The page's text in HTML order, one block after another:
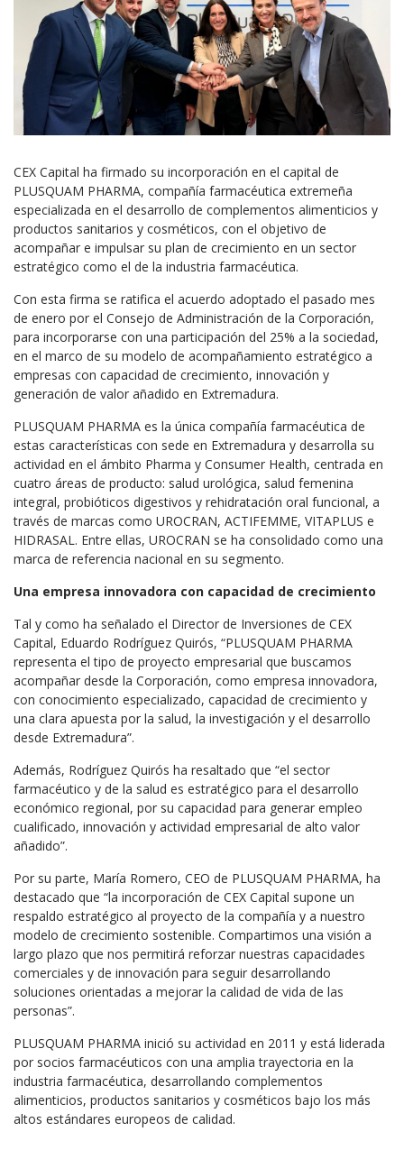
CEX Capital ha firmado su incorporación en el capital de
PLUSQUAM PHARMA, compañía farmacéutica extremeña
especializada en el desarrollo de complementos alimenticios y
productos sanitarios y cosméticos, con el objetivo de
acompañar e impulsar su plan de crecimiento en un sector
estratégico como el de la industria farmacéutica.
Con esta firma se ratifica el acuerdo adoptado el pasado mes
de enero por el Consejo de Administración de la Corporación,
para incorporarse con una participación del 25% a la sociedad,
en el marco de su modelo de acompañamiento estratégico a
empresas con capacidad de crecimiento, innovación y
generación de valor añadido en Extremadura.
PLUSQUAM PHARMA es la única compañía farmacéutica de
estas características con sede en Extremadura y desarrolla su
actividad en el ámbito Pharma y Consumer Health, centrada en
cuatro áreas de producto: salud urológica, salud femenina
integral, probióticos digestivos y rehidratación oral funcional, a
través de marcas como UROCRAN, ACTIFEMME, VITAPLUS e
HIDRASAL. Entre ellas, UROCRAN se ha consolidado como una
marca de referencia nacional en su segmento.
Una empresa innovadora con capacidad de crecimiento
Tal y como ha señalado el Director de Inversiones de CEX
Capital, Eduardo Rodríguez Quirós, “PLUSQUAM PHARMA
representa el tipo de proyecto empresarial que buscamos
acompañar desde la Corporación, como empresa innovadora,
con conocimiento especializado, capacidad de crecimiento y
una clara apuesta por la salud, la investigación y el desarrollo
desde Extremadura”.
Además, Rodríguez Quirós ha resaltado que “el sector
farmacéutico y de la salud es estratégico para el desarrollo
económico regional, por su capacidad para generar empleo
cualificado, innovación y actividad empresarial de alto valor
añadido”.
Por su parte, María Romero, CEO de PLUSQUAM PHARMA, ha
destacado que “la incorporación de CEX Capital supone un
respaldo estratégico al proyecto de la compañía y a nuestro
modelo de crecimiento sostenible. Compartimos una visión a
largo plazo que nos permitirá reforzar nuestras capacidades
comerciales y de innovación para seguir desarrollando
soluciones orientadas a mejorar la calidad de vida de las
personas”.
PLUSQUAM PHARMA inició su actividad en 2011 y está liderada
por socios farmacéuticos con una amplia trayectoria en la
industria farmacéutica, desarrollando complementos
alimenticios, productos sanitarios y cosméticos bajo los más
altos estándares europeos de calidad.